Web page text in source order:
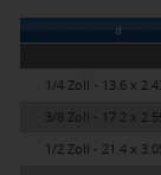
d
1/4 Zoll - 13.6 x
3/8 Zoll - 17.2 x
1/2 Zoll - 21.4 x